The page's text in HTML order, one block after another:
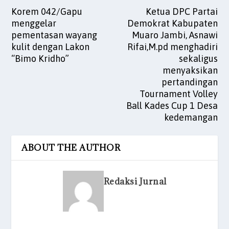
Korem 042/Gapu
menggelar
pementasan wayang
kulit dengan Lakon
“Bimo Kridho”
Ketua DPC Partai
Demokrat Kabupaten
Muaro Jambi, Asnawi
Rifai,M.pd menghadiri
sekaligus
menyaksikan
pertandingan
Tournament Volley
Ball Kades Cup 1 Desa
kedemangan
ABOUT THE AUTHOR
Redaksi Jurnal